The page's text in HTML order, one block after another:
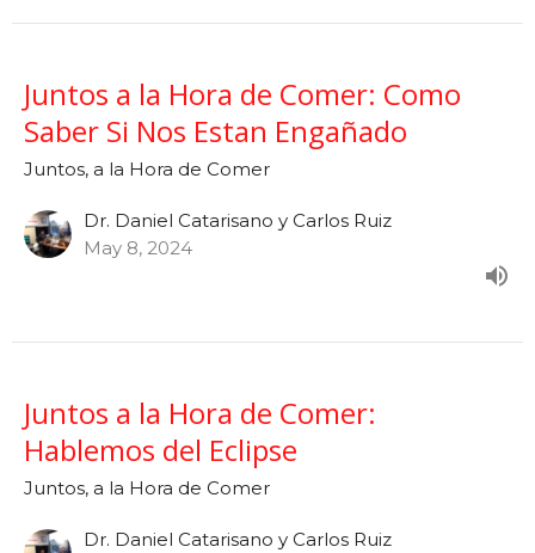
Juntos a la Hora de Comer: Como
Saber Si Nos Estan Engañado
Juntos, a la Hora de Comer
Dr. Daniel Catarisano y Carlos Ruiz
May 8, 2024
Juntos a la Hora de Comer:
Hablemos del Eclipse
Juntos, a la Hora de Comer
Dr. Daniel Catarisano y Carlos Ruiz